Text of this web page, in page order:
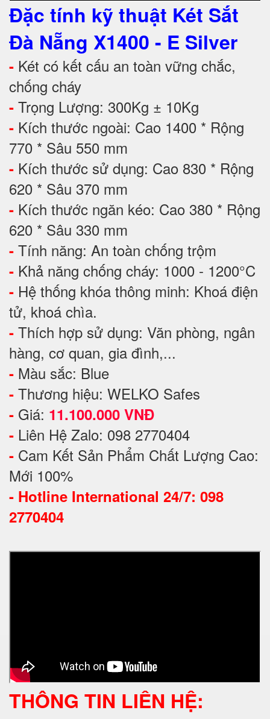
Đặc tính kỹ thuật Két Sắt
Đà Nẵng X1400 - E Silver
- Két có kết cấu an toàn vững chắc,
chống cháy
- Trọng Lượng: 300Kg ± 10Kg
- Kích thước ngoài: Cao 1400 * Rộng
770 * Sâu 550 mm
- Kích thước sử dụng: Cao 830 * Rộng
620 * Sâu 370 mm
- Kích thước ngăn kéo: Cao 380 * Rộng
620 * Sâu 330 mm
- Tính năng: An toàn chống trộm
- Khả năng chống cháy: 1000 - 1200°C
- Hệ thống khóa thông minh: Khoá điện
tử, khoá chìa.
- Thích hợp sử dụng: Văn phòng, ngân
hàng, cơ quan, gia đình,...
- Màu sắc: Blue
- Thương hiệu: WELKO Safes
- Giá: 11.100.000 VNĐ
- Liên Hệ Zalo: 098 2770404
- Cam Kết Sản Phẩm Chất Lượng Cao:
Mới 100%
- Hotline International 24/7: 098
2770404
THÔNG TIN LIÊN HỆ: